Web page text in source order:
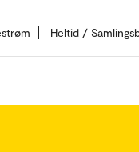
Heltid /